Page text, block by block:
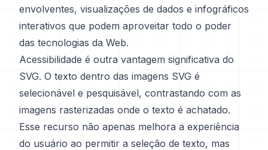
envolventes, visualizações de dados e infográficos
interativos que podem aproveitar todo o poder
das tecnologias da Web.
Acessibilidade é outra vantagem significativa do
SVG. O texto dentro das imagens SVG é
selecionável e pesquisável, contrastando com as
imagens rasterizadas onde o texto é achatado.
Esse recurso não apenas melhora a experiência
do usuário ao permitir a seleção de texto, mas